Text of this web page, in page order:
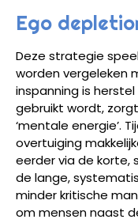
Ego
Deze strategie
worden vergeleken
inspanning is
gebruikt wordt,
‘mentale energie’.
overtuiging
eerder via de korte,
de lange,
minder kritische
om mensen naast